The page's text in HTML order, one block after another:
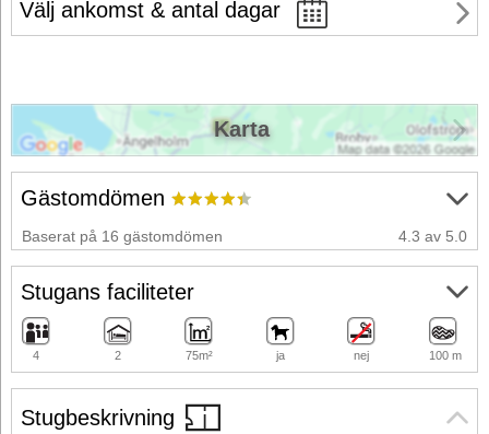
Välj ankomst & antal dagar
Stugbeskrivning
Gästomdömen
Baserat på 16 gästomdömen 4.3 av 5.0
Stugans faciliteter
4 2 75m² ja nej 100 m
Karta